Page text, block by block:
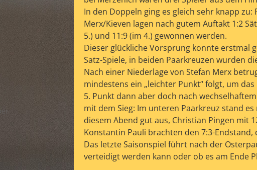
In den Doppeln ging es gleich sehr knapp
Merx/Kieven lagen nach gutem Auftakt 1:2
5.) und 11:9 (im 4.) gewonnen werden.
Dieser glückliche Vorsprung konnte erstmal
Satz-Spiele, in beiden Paarkreuzen wurden
Nach einer Niederlage von Stefan Merx
mindestens ein „leichter Punkt“ folgt, um
5. Punkt dann aber doch nach
mit dem Sieg: Im unteren Paarkreuz stand
diesem Abend gut aus, Christian Pingen mit
Konstantin Pauli brachten den 7:3-
Das letzte Saisonspiel führt nach der
verteidigt werden kann oder ob es am Ende